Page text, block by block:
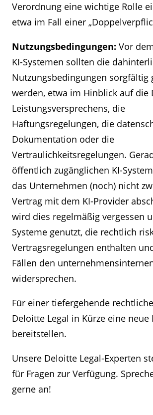
Verordnung eine wichtige Rolle
etwa im Fall einer
Nutzungsbedingungen: Vor
KI-Systemen sollten die
Nutzungsbedingungen sorgfältig
werden, etwa im Hinblick auf die
Leistungsversprechens, die
Haftungsregelungen, die
Dokumentation oder die
Vertraulichkeitsregelungen.
öffentlich zugänglichen KI-
das Unternehmen (noch) nicht
Vertrag mit dem KI-Provider
wird dies regelmäßig vergessen
Systeme genutzt, die rechtlich
Vertragsregelungen enthalten
Fällen den
widersprechen.
Für einer tiefergehende
Deloitte Legal in Kürze eine
bereitstellen.
Unsere Deloitte Legal-Experten
für Fragen zur Verfügung.
gerne an!